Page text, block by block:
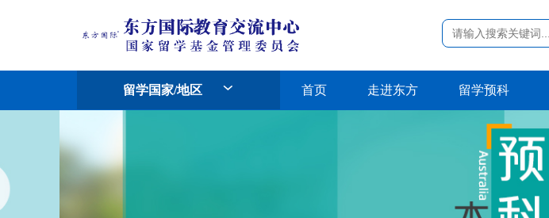
留学国家/地区 首页 走进东方 留学预科